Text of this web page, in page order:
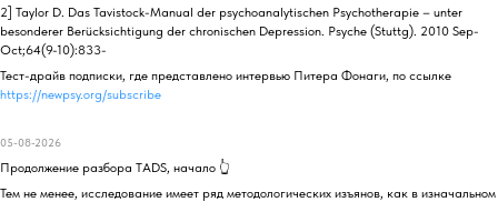
2] Taylor D. Das Tavistock-Manual der psychoanalytischen Psychotherapie – unter
besonderer Berücksichtigung der chronischen Depression. Psyche (Stuttg). 2010 Sep-
Oct;64(9-10):833-
Тест-драйв подписки, где представлено интервью Питера Фонаги, по ссылке
https://newpsy.org/subscribe
05-08-2026
Продолжение разбора TADS, начало 👆
Тем не менее, исследование имеет ряд методологических изъянов, как в изначальном